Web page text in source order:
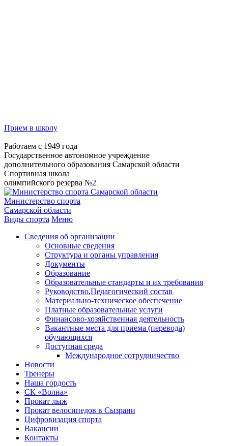
Прием в школу
Работаем с 1949 года
Государственное автономное учреждение
дополнительного образования Самарской области
Спортивная школа
олимпийского резерва №2
Министерство спорта
Самарской области
Виды спорта Меню
Сведения об организации
Основные сведения
Структура и органы управления
Документы
Образование
Образовательные стандарты и их требования
Руководство.Педагогический состав
Материально-техническое обеспечение
Платные образовательные услуги
Финансово-хозяйственная деятельность
Вакантные места для приема (перевода)
обучающихся
Доступная среда
Международное сотрудничество
Новости
Тренеры
Наша гордость
СК «Волна»
Прокат лыж
Прокат велосипедов в Сызрани
Цифровизация спорта
Вакансии
Контакты